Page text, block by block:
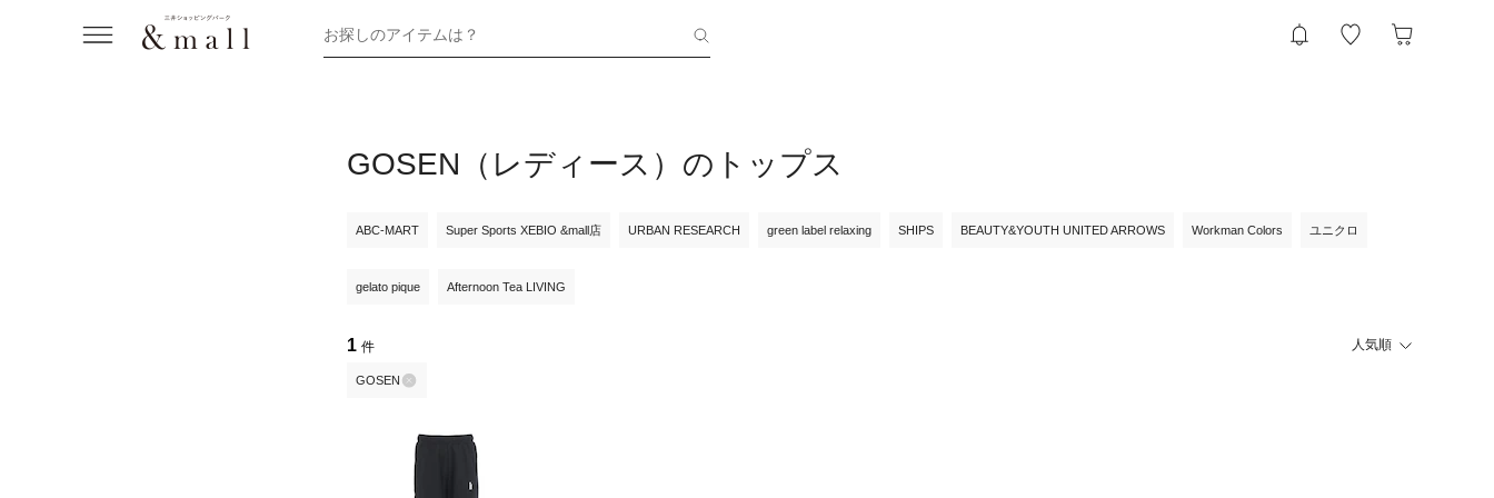
お探しのアイテムは？
GOSEN（レディース）のトップス
ABC-MART Super Sports XEBIO &mall店 URBAN RESEARCH green label relaxing SHIPS BEAUTY&YOUTH UNITED ARROWS Workman Colors ユニクロ
gelato pique Afternoon Tea LIVING
1 件 人気順
GOSEN